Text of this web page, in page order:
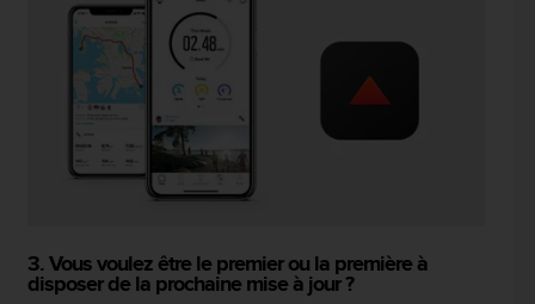
3. Vous voulez être le premier ou la première à
disposer de la prochaine mise à jour ?